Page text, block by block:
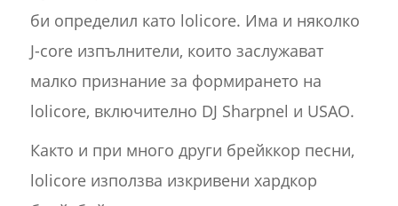
би определил като lolicore. Има и няколко
J-core изпълнители, които заслужават
малко признание за формирането на
lolicore, включително DJ Sharpnel и USAO.
Както и при много други брейккор песни,
lolicore използва изкривени хардкор